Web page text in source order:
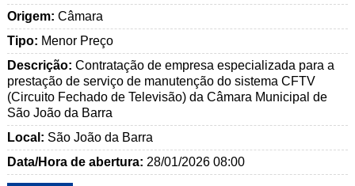
Origem: Câmara
Tipo: Menor Preço
Descrição: Contratação de empresa especializada para a
prestação de serviço de manutenção do sistema CFTV
(Circuito Fechado de Televisão) da Câmara Municipal de
São João da Barra
Local: São João da Barra
Data/Hora de abertura: 28/01/2026 08:00